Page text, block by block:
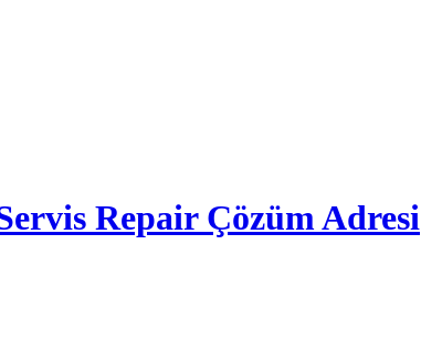
Repair Çözüm Adresi